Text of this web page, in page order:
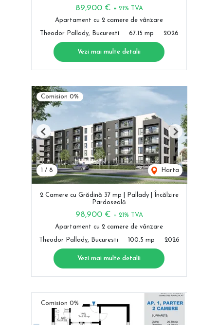
89,900 € + 21% TVA
Apartament cu 2 camere de vânzare
Theodor Pallady, Bucuresti 67.15 mp 2026
Vezi mai multe detalii
Comision 0%
1 / 8 Harta
Previous Next
2 Camere cu Grădină 37 mp | Pallady | Încălzire
Pardoseală
98,900 € + 21% TVA
Apartament cu 2 camere de vânzare
Theodor Pallady, Bucuresti 100.5 mp 2026
Vezi mai multe detalii
Comision 0%